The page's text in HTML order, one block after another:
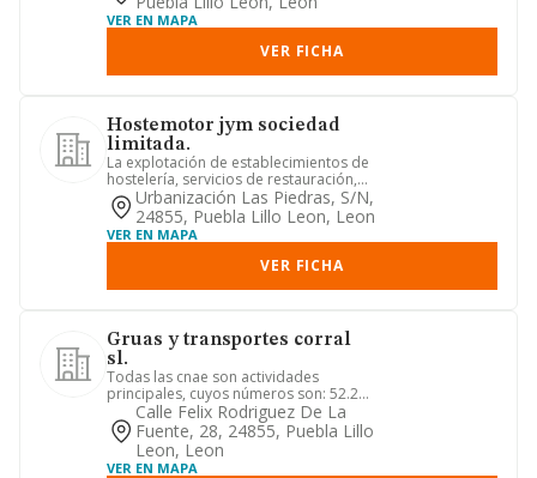
VER EN MAPA
VER FICHA
Hostemotor jym sociedad
limitada.
La explotación de establecimientos de
hostelería, servicios de restauración,
cafetería, bares, pubs...
Urbanización Las Piedras, S/n,
24855, Puebla Lillo Leon, Leon
VER EN MAPA
VER FICHA
Gruas y transportes corral
sl.
Todas las cnae son actividades
principales, cuyos números son: 52.21
y 49.32. realización y desarro...
Calle Felix Rodriguez De La
Fuente, 28, 24855, Puebla Lillo
Leon, Leon
VER EN MAPA